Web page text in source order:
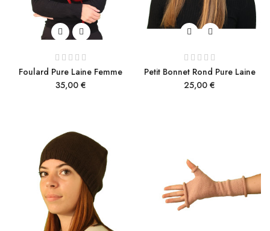
Foulard Pure Laine Femme
Prix
35,00 €
Petit Bonnet Rond Pure Laine
Prix
25,00 €